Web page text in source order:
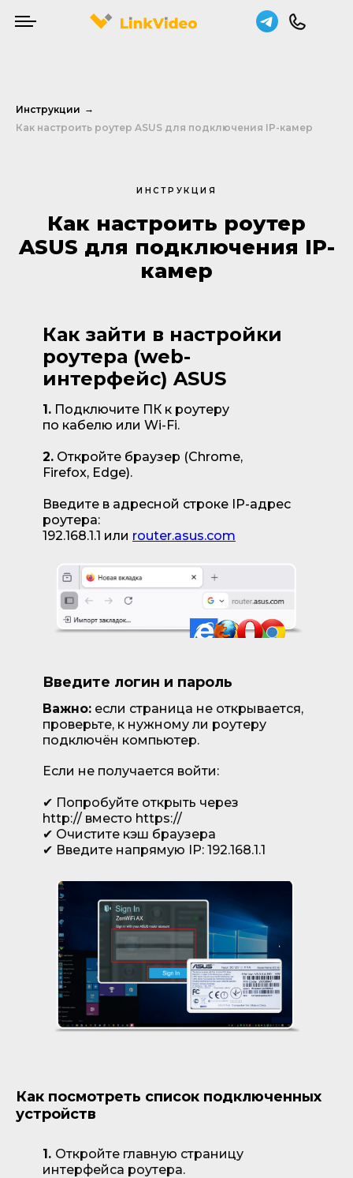
Инструкции →
Как настроить роутер ASUS для подключения IP-камер
ИНСТРУКЦИЯ
Как настроить роутер
ASUS для подключения IP-
камер
Как зайти в настройки
роутера (web-
интерфейс) ASUS
Введите в адресной строке IP-адрес
роутера:
192.168.1.1 или router.asus.com
1. Подключите ПК к роутеру
по кабелю или Wi-Fi.
2. Откройте браузер (Chrome,
Firefox, Edge).
Если не получается войти:
✔ Попробуйте открыть через
http:// вместо https://
✔ Очистите кэш браузера
✔ Введите напрямую IP: 192.168.1.1
Важно: если страница не открывается,
проверьте, к нужному ли роутеру
подключён компьютер.
Введите логин и пароль
Как посмотреть список подключенных
устройств
1. Откройте главную страницу
интерфейса роутера.